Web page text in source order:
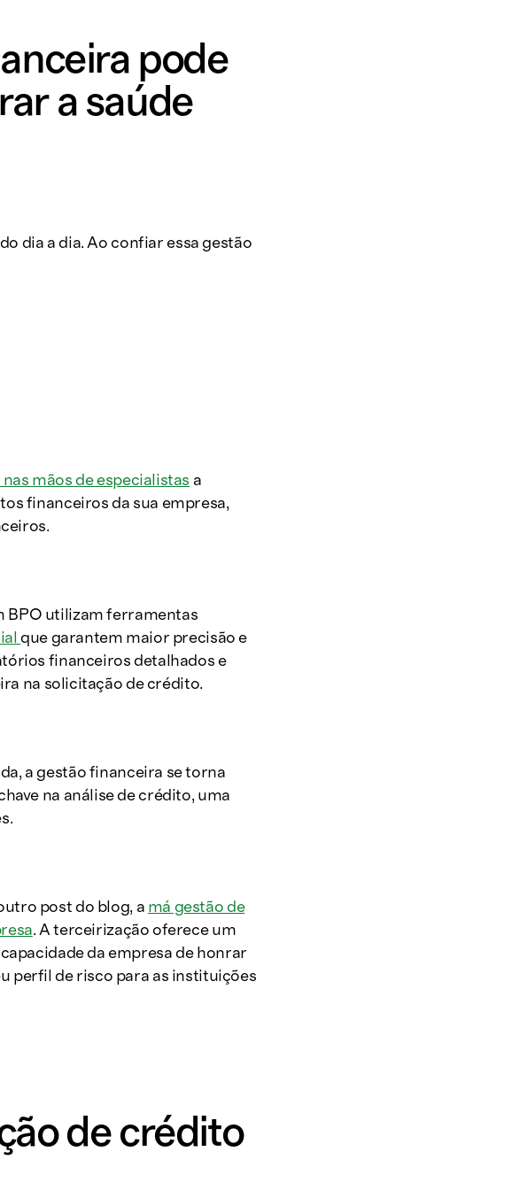
pode
a saúde
dia a dia. Ao confiar essa gestão
mãos de especialistas a
financeiros da sua empresa,
BPO utilizam ferramentas
que garantem maior precisão e
financeiros detalhados e
na solicitação de crédito.
a gestão financeira se torna
na análise de crédito, uma
post do blog, a má gestão de
. A terceirização oferece um
da empresa de honrar
perfil de risco para as instituições
de crédito